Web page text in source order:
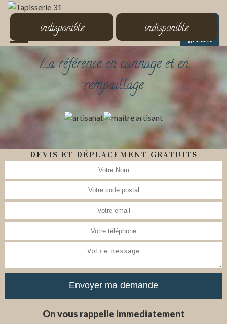
Devis
gratuit
indisponible indisponible
La référence en cannage et en
rempaillage
DEVIS ET DÉPLACEMENT GRATUITS
On vous rappelle immediatement